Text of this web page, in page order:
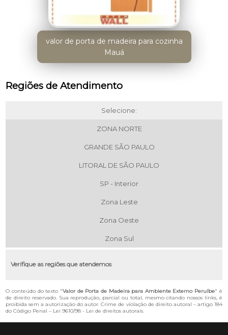
valor de porta de madeira para cozinha
Mauá
Regiões de Atendimento
Selecione:
ZONA NORTE
GRANDE SÃO PAULO
LITORAL DE SÃO PAULO
SP - Interior
Zona Leste
Zona Oeste
Zona Sul
Verifique as regiões que atendemos
O conteúdo do texto "Valor de Porta de Madeira para Ambiente Externo Peruíbe" é
de direito reservado. Sua reprodução, parcial ou total, mesmo citando nossos links, é
proibida sem a autorização do autor. Crime de violação de direito autoral – artigo 184
do Código Penal – Lei 9610/98 - Lei de direitos autorais.